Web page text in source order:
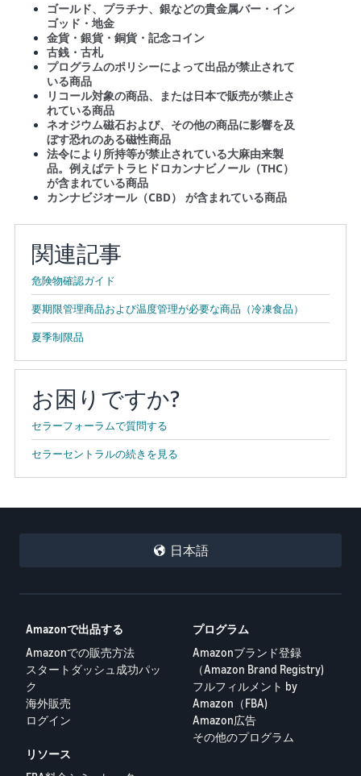
ゴールド、プラチナ、銀などの貴金属バー・イン
ゴッド・地金
金貨・銀貨・銅貨・記念コイン
古銭・古札
プログラムのポリシーによって出品が禁止されて
いる商品
リコール対象の商品、または日本で販売が禁止さ
れている商品
ネオジウム磁石および、その他の商品に影響を及
ぼす恐れのある磁性商品
法令により所持等が禁止されている大麻由来製
品。例えばテトラヒドロカンナビノール（THC）
が含まれている商品
カンナビジオール（CBD） が含まれている商品
関連記事
危険物確認ガイド
要期限管理商品および温度管理が必要な商品（冷凍食品）
夏季制限品
お困りですか?
セラーフォーラムで質問する
セラーセントラルの続きを見る
日本語
Amazonで出品する
Amazonでの販売方法
スタートダッシュ成功パッ
ク
海外販売
ログイン
プログラム
Amazonブランド登録
（Amazon Brand Registry)
フルフィルメント by
Amazon（FBA)
Amazon広告
その他のプログラム
リソース